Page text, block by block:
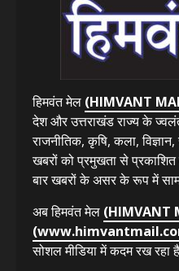
हिमवंत मेल (HIMVANT
देश और उत्तराखंड राज्य के
राजनीतिक, कृषि, कला,
खबरों को प्रमुखता से
बार खबरों के असर के रूप में
अब हिमवंत मेल (HIMVANT
सोशल मीडिया में कदम रख रहा